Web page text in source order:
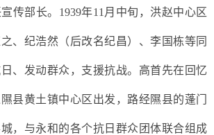
传部长。 1939年11月中旬，洪赵中心区
、纪浩然（后改名纪昌）、李国栋等同
、 发动群众，支援抗战。 高首先在回忆
隰县黄土镇中心区出发，路经隰县的蓬门
，与永和的各个抗日群众团体联合组成